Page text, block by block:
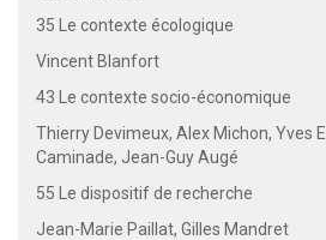
35 Le contexte écologique
Vincent Blanfort
43 Le contexte socio-économique
Thierry Devimeux, Alex Michon, Yves
Caminade, Jean-Guy Augé
55 Le dispositif de recherche
Jean-Marie Paillat, Gilles Mandret